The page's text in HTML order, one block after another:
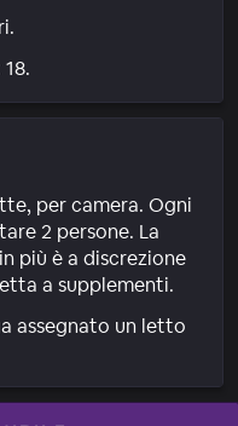
per camera. Ogni
2 persone. La
più è a discrezione
a supplementi.
assegnato un letto